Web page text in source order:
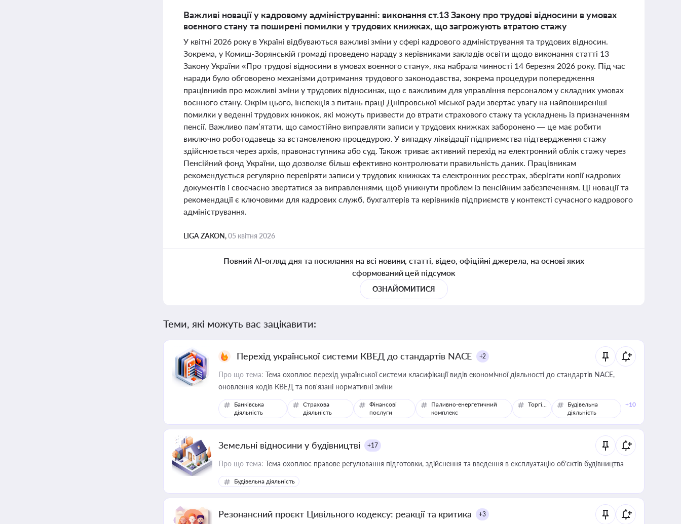
Важливі новації у кадровому адмініструванні: виконання ст.13 Закону про трудові відносини в умовах
воєнного стану та поширені помилки у трудових книжках, що загрожують втратою стажу
У квітні 2026 року в Україні відбуваються важливі зміни у сфері кадрового адміністрування та трудових відносин.
Зокрема, у Комиш-Зорянській громаді проведено нараду з керівниками закладів освіти щодо виконання статті 13
Закону України «Про трудові відносини в умовах воєнного стану», яка набрала чинності 14 березня 2026 року. Під час
наради було обговорено механізми дотримання трудового законодавства, зокрема процедури попередження
працівників про можливі зміни у трудових відносинах, що є важливим для управління персоналом у складних умовах
воєнного стану. Окрім цього, Інспекція з питань праці Дніпровської міської ради звертає увагу на найпоширеніші
помилки у веденні трудових книжок, які можуть призвести до втрати страхового стажу та ускладнень із призначенням
пенсії. Важливо пам’ятати, що самостійно виправляти записи у трудових книжках заборонено — це має робити
виключно роботодавець за встановленою процедурою. У випадку ліквідації підприємства підтвердження стажу
здійснюється через архів, правонаступника або суд. Також триває активний перехід на електронний облік стажу через
Пенсійний фонд України, що дозволяє більш ефективно контролювати правильність даних. Працівникам
рекомендується регулярно перевіряти записи у трудових книжках та електронних реєстрах, зберігати копії кадрових
документів і своєчасно звертатися за виправленнями, щоб уникнути проблем із пенсійним забезпеченням. Ці новації та
рекомендації є ключовими для кадрових служб, бухгалтерів та керівників підприємств у контексті сучасного кадрового
адміністрування.
LIGA ZAKON,05 квітня 2026
Повний AI-огляд дня та посилання на всі новини, статті, відео, офіційні джерела, на основі яких
сформований цей підсумок
ОЗНАЙОМИТИСЯ
Теми, які можуть вас зацікавити:
Перехід української системи КВЕД до стандартів NACE +2
Про що тема: Тема охоплює перехід української системи класифікації видів економічної діяльності до стандартів NACE,
оновлення кодів КВЕД та пов'язані нормативні зміни
Банківська
діяльність
Страхова
діяльність
Фінансові
послуги
Паливно-енергетичний
комплекс
Торгівля
Будівельна
діяльність
+10
Земельні відносини у будівництві +17
Про що тема: Тема охоплює правове регулювання підготовки, здійснення та введення в експлуатацію об’єктів будівництва
Будівельна діяльність
Резонансний проєкт Цивільного кодексу: реакції та критика +3